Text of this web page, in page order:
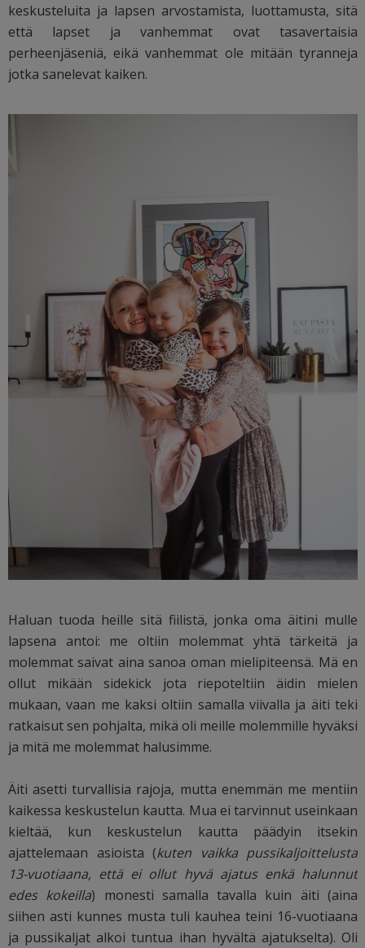
keskusteluita ja lapsen arvostamista, luottamusta, sitä
että lapset ja vanhemmat ovat tasavertaisia
perheenjäseniä, eikä vanhemmat ole mitään tyranneja
jotka sanelevat kaiken.
Haluan tuoda heille sitä fiilistä, jonka oma äitini mulle
lapsena antoi: me oltiin molemmat yhtä tärkeitä ja
molemmat saivat aina sanoa oman mielipiteensä. Mä en
ollut mikään sidekick jota riepoteltiin äidin mielen
mukaan, vaan me kaksi oltiin samalla viivalla ja äiti teki
ratkaisut sen pohjalta, mikä oli meille molemmille hyväksi
ja mitä me molemmat halusimme.
Äiti asetti turvallisia rajoja, mutta enemmän me mentiin
kaikessa keskustelun kautta. Mua ei tarvinnut useinkaan
kieltää, kun keskustelun kautta päädyin itsekin
ajattelemaan asioista (kuten vaikka pussikaljoittelusta
13-vuotiaana, että ei ollut hyvä ajatus enkä halunnut
edes kokeilla) monesti samalla tavalla kuin äiti (aina
siihen asti kunnes musta tuli kauhea teini 16-vuotiaana
ja pussikaljat alkoi tuntua ihan hyvältä ajatukselta). Oli